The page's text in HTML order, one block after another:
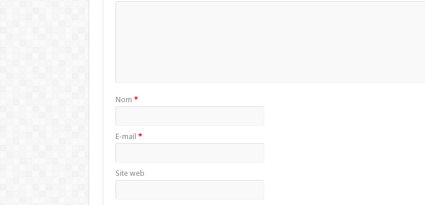
Nom *
E-mail *
Site web